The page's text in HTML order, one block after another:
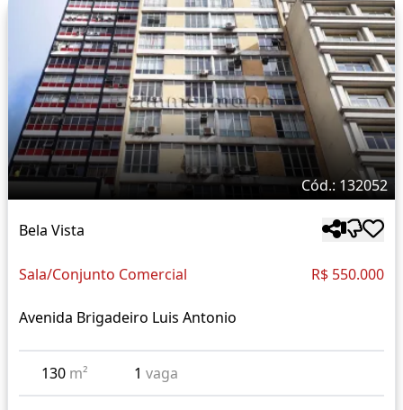
Cód.: 132052
Bela Vista
Sala/Conjunto Comercial R$ 550.000
Avenida Brigadeiro Luis Antonio
130 m² 1 vaga